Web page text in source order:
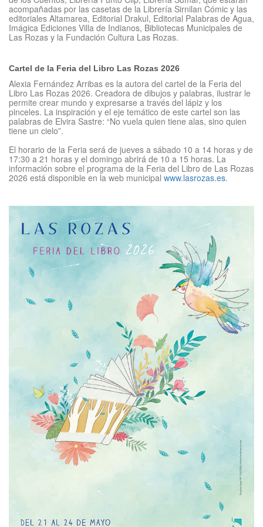
acompañadas por las casetas de la Librería Sirnilan Cómic y las
editoriales Altamarea, Editorial Drakul, Editorial Palabras de Agua,
Imágica Ediciones Villa de Indianos, Bibliotecas Municipales de
Las Rozas y la Fundación Cultura Las Rozas.
Cartel de la Feria del Libro Las Rozas 2026
Alexia Fernández Arribas es la autora del cartel de la Feria del
Libro Las Rozas 2026. Creadora de dibujos y palabras, ilustrar le
permite crear mundo y expresarse a través del lápiz y los
pinceles. La inspiración y el eje temático de este cartel son las
palabras de Elvira Sastre: “No vuela quien tiene alas, sino quien
tiene un cielo”.
El horario de la Feria será de jueves a sábado 10 a 14 horas y de
17:30 a 21 horas y el domingo abrirá de 10 a 15 horas. La
información sobre el programa de la Feria del Libro de Las Rozas
2026 está disponible en la web municipal www.lasrozas.es.